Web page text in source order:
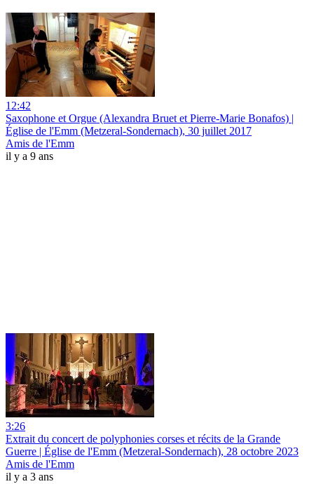
12:42
Saxophone et Orgue (Alexandra Bruet et Pierre-Marie Bonafos) |
Église de l'Emm (Metzeral-Sondernach), 30 juillet 2017
Amis de l'Emm
il y a 9 ans
3:26
Extrait du concert de polyphonies corses et récits de la Grande
Guerre | Église de l'Emm (Metzeral-Sondernach), 28 octobre 2023
Amis de l'Emm
il y a 3 ans